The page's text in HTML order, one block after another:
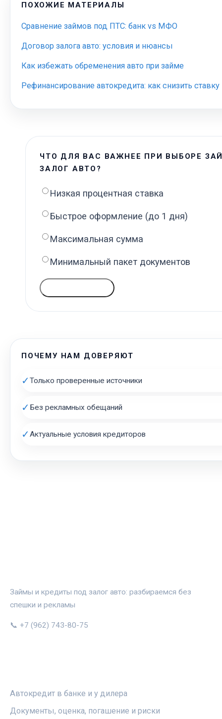
ПОХОЖИЕ МАТЕРИАЛЫ
Сравнение займов под ПТС: банк vs МФО
Договор залога авто: условия и нюансы
Как избежать обременения авто при займе
Рефинансирование автокредита: как снизить ставку
ЧТО ДЛЯ ВАС ВАЖНЕЕ ПРИ ВЫБОРЕ
ЗАЛОГ АВТО?
Низкая процентная ставка
Быстрое оформление (до 1 дня)
Максимальная сумма
Минимальный пакет документов
ПОЧЕМУ НАМ ДОВЕРЯЮТ
✓Только проверенные источники
✓ Без рекламных обещаний
✓Актуальные условия кредиторов
Займы и кредиты под залог авто: разбираемся без
спешки и рекламы
📞 +7 (962) 743-80-75
Автокредит в банке и у дилера
Документы, оценка, погашение и риски